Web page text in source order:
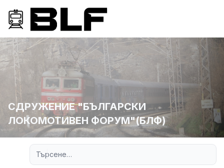
СДРУЖЕНИЕ "БЪЛГАРСКИ
ЛОКОМОТИВЕН ФОРУМ"(БЛФ)